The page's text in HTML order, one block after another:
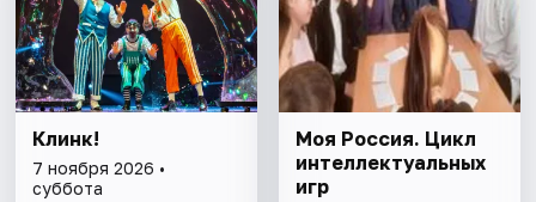
Клинк!
7 ноября 2026 •
суббота
Моя Россия. Цикл
интеллектуальных
игр